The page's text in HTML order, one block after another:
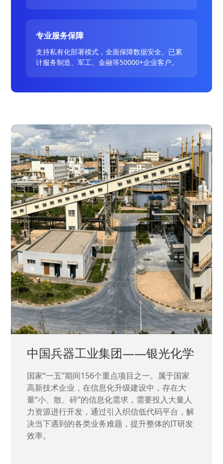
专业服务保障
支持私有化部署模式，全面保障数据安全。已累
计服务制造、军工、金融等50000+企业客户。
中国兵器工业集团——银光化学
国家“一五”期间156个重点项目之一。属于国家
高新技术企业，在信息化升级建设中，存在大
量“小、散、碎”的信息化需求，需要投入大量人
力资源进行开发，通过引入织信低代码平台，解
决当下遇到的各类业务难题，提升整体的IT研发
效率。